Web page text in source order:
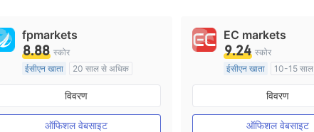
fpmarkets
8.88 स्कोर
ईसीएन खाता
20 साल से अधिक
ऑस्ट्रेलिया विनियमन
मार्केट मेकिंग (एमएम)
मुख्य-लेबल MT4
विवरण
ऑफिशल वेबसाइट
EC markets
9.24 स्कोर
ईसीएन खाता
10-15 साल
ऑस्ट्रेलिया विनियमन
मार्केट मेकिंग (एमएम)
मुख्य-लेबल MT4
विवरण
ऑफिशल वेबसाइट